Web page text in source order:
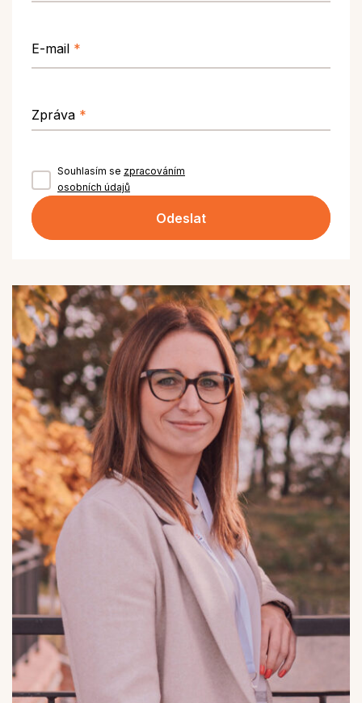
E-mail *
Zpráva *
Souhlasím se zpracováním
osobních údajů
Odeslat